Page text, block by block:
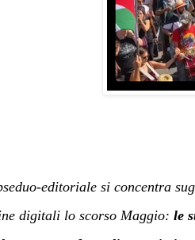
editoriale si concentra
digitali lo scorso Maggio: le